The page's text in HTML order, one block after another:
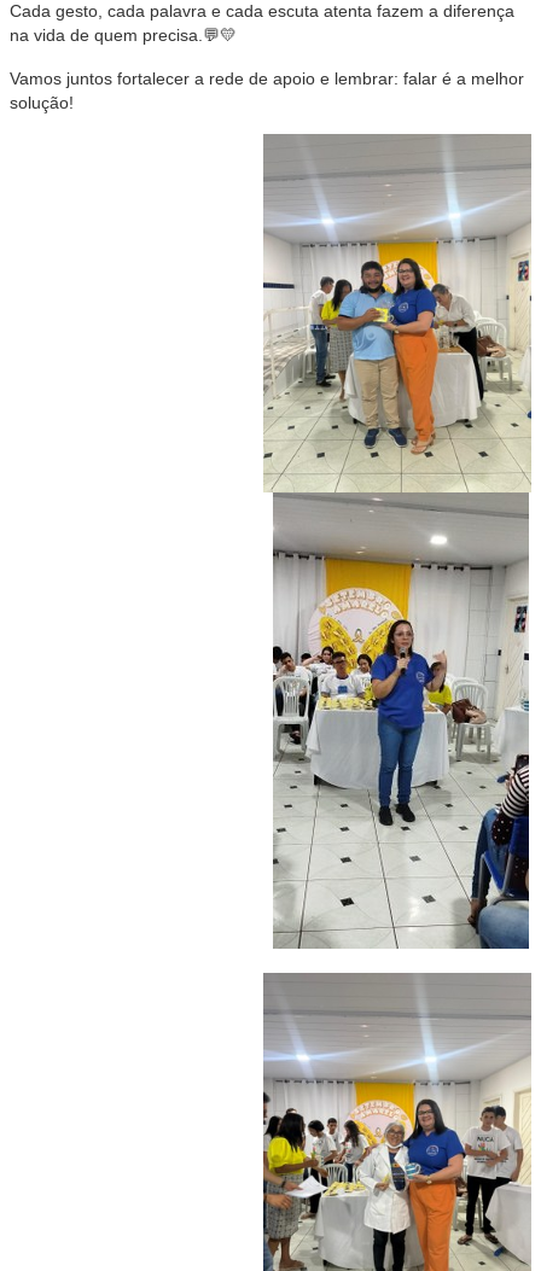
Cada gesto, cada palavra e cada escuta atenta fazem a diferença
na vida de quem precisa.💬💛
Vamos juntos fortalecer a rede de apoio e lembrar: falar é a melhor
solução!